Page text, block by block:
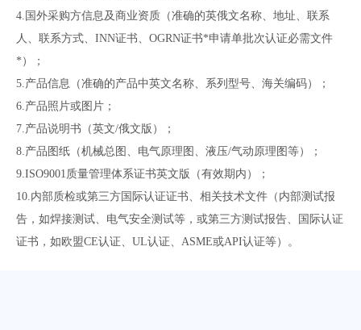
4.国外采购方信息及商业资质（准确的英俄文名称、地址、联系
人、联系方式、INN证书、OGRN证书*申请单批次认证必需文件
*）；
5.产品信息（准确的产品中英文名称、系列型号、海关编码）；
6.产品照片或图片；
7.产品说明书（英文/俄文版）；
8.产品图纸（机械总图、电气原理图、液压/气动原理图等）；
9.ISO9001质量管理体系证书英文版（有效期内）；
10.内部质检或第三方国际认证证书、相关技术文件（内部测试报
告，如焊接测试、电气安全测试等，或第三方测试报告、国际认证
证书，如欧盟CE认证、UL认证、ASME或API认证等）。